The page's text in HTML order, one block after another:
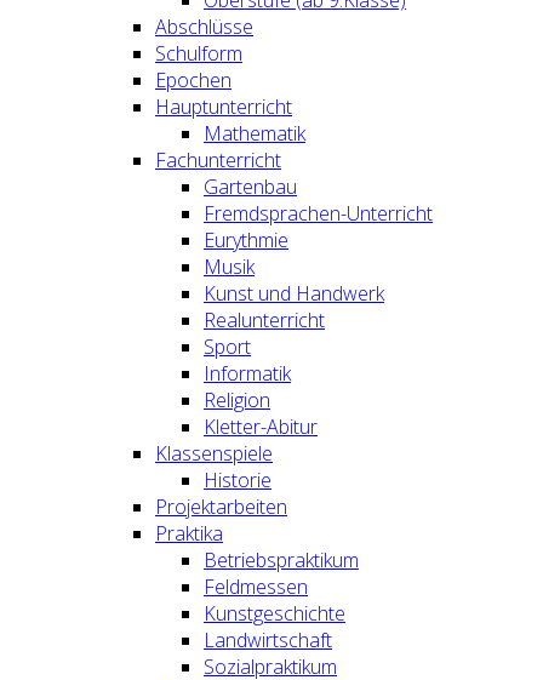
Abschlüsse
Schulform
Epochen
Hauptunterricht
Mathematik
Fachunterricht
Gartenbau
Fremdsprachen-Unterricht
Eurythmie
Musik
Kunst und Handwerk
Realunterricht
Sport
Informatik
Religion
Kletter-Abitur
Klassenspiele
Historie
Projektarbeiten
Praktika
Betriebspraktikum
Feldmessen
Kunstgeschichte
Landwirtschaft
Sozialpraktikum